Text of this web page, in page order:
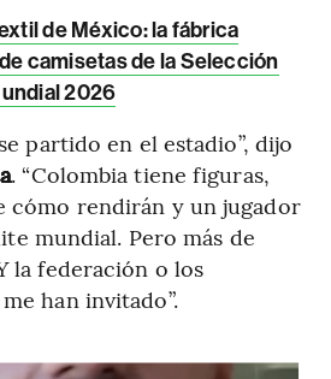
de México: la fábrica
camisetas de la Selección
2026
partido en el estadio”, dijo
. “Colombia tiene figuras,
cómo rendirán y un jugador
mundial. Pero más de
la federación o los
han invitado”.